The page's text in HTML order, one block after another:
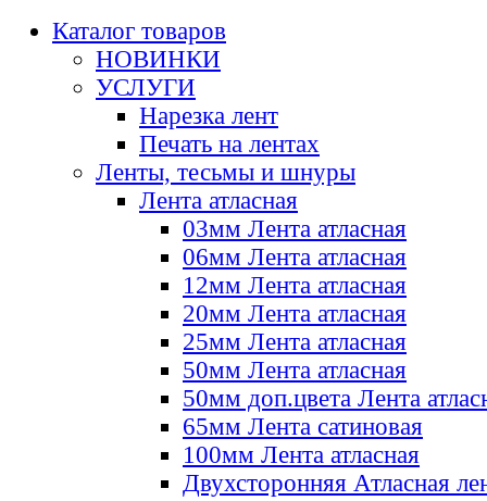
Каталог товаров
НОВИНКИ
УСЛУГИ
Нарезка лент
Печать на лентах
Ленты, тесьмы и шнуры
Лента атласная
03мм Лента атласная
06мм Лента атласная
12мм Лента атласная
20мм Лента атласная
25мм Лента атласная
50мм Лента атласная
50мм доп.цвета Лента
65мм Лента сатиновая
100мм Лента атласная
Двухсторонняя Атласная